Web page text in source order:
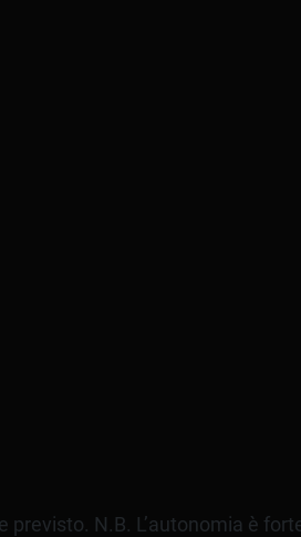
N.B. L’autonomia è